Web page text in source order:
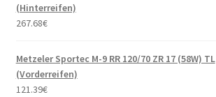
(Hinterreifen)
267.68€
Metzeler Sportec M-9 RR 120/70 ZR 17 (58W) TL
(Vorderreifen)
121.39€